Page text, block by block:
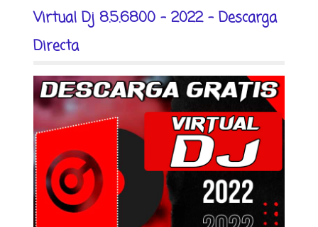
Virtual Dj 8.5.6800 - 2022 - Descarga
Directa